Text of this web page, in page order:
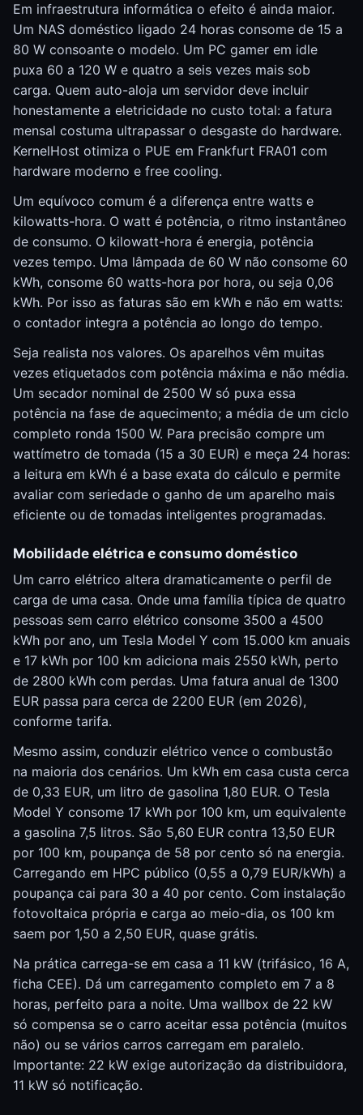
Em infraestrutura informática o efeito é ainda maior.
Um NAS doméstico ligado 24 horas consome de 15 a
80 W consoante o modelo. Um PC gamer em idle
puxa 60 a 120 W e quatro a seis vezes mais sob
carga. Quem auto-aloja um servidor deve incluir
honestamente a eletricidade no custo total: a fatura
mensal costuma ultrapassar o desgaste do hardware.
KernelHost otimiza o PUE em Frankfurt FRA01 com
hardware moderno e free cooling.
Um equívoco comum é a diferença entre watts e
kilowatts-hora. O watt é potência, o ritmo instantâneo
de consumo. O kilowatt-hora é energia, potência
vezes tempo. Uma lâmpada de 60 W não consome 60
kWh, consome 60 watts-hora por hora, ou seja 0,06
kWh. Por isso as faturas são em kWh e não em watts:
o contador integra a potência ao longo do tempo.
Seja realista nos valores. Os aparelhos vêm muitas
vezes etiquetados com potência máxima e não média.
Um secador nominal de 2500 W só puxa essa
potência na fase de aquecimento; a média de um ciclo
completo ronda 1500 W. Para precisão compre um
wattímetro de tomada (15 a 30 EUR) e meça 24 horas:
a leitura em kWh é a base exata do cálculo e permite
avaliar com seriedade o ganho de um aparelho mais
eficiente ou de tomadas inteligentes programadas.
Mobilidade elétrica e consumo doméstico
Um carro elétrico altera dramaticamente o perfil de
carga de uma casa. Onde uma família típica de quatro
pessoas sem carro elétrico consome 3500 a 4500
kWh por ano, um Tesla Model Y com 15.000 km anuais
e 17 kWh por 100 km adiciona mais 2550 kWh, perto
de 2800 kWh com perdas. Uma fatura anual de 1300
EUR passa para cerca de 2200 EUR (em 2026),
conforme tarifa.
Mesmo assim, conduzir elétrico vence o combustão
na maioria dos cenários. Um kWh em casa custa cerca
de 0,33 EUR, um litro de gasolina 1,80 EUR. O Tesla
Model Y consome 17 kWh por 100 km, um equivalente
a gasolina 7,5 litros. São 5,60 EUR contra 13,50 EUR
por 100 km, poupança de 58 por cento só na energia.
Carregando em HPC público (0,55 a 0,79 EUR/kWh) a
poupança cai para 30 a 40 por cento. Com instalação
fotovoltaica própria e carga ao meio-dia, os 100 km
saem por 1,50 a 2,50 EUR, quase grátis.
Na prática carrega-se em casa a 11 kW (trifásico, 16 A,
ficha CEE). Dá um carregamento completo em 7 a 8
horas, perfeito para a noite. Uma wallbox de 22 kW
só compensa se o carro aceitar essa potência (muitos
não) ou se vários carros carregam em paralelo.
Importante: 22 kW exige autorização da distribuidora,
11 kW só notificação.